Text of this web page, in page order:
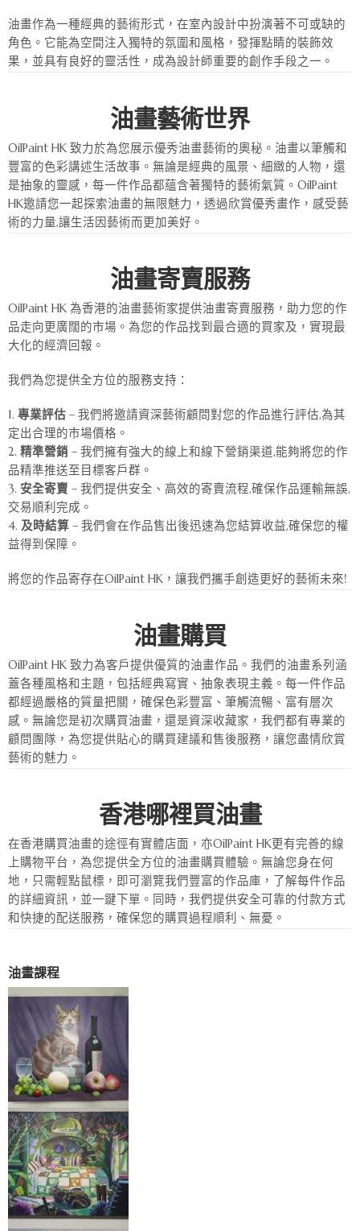
油畫作為一種經典的藝術形式，在室內設計中扮演著不可或缺的
角色。它能為空間注入獨特的氛圍和風格，發揮點睛的裝飾效
果，並具有良好的靈活性，成為設計師重要的創作手段之一。
油畫藝術世界
OilPaint HK 致力於為您展示優秀油畫藝術的奧秘。油畫以筆觸和
豐富的色彩講述生活故事。無論是經典的風景、細緻的人物，還
是抽象的靈感，每一件作品都蘊含著獨特的藝術氣質。OilPaint
HK邀請您一起探索油畫的無限魅力，透過欣賞優秀畫作，感受藝
術的力量,讓生活因藝術而更加美好。
油畫寄賣服務
OilPaint HK 為香港的油畫藝術家提供油畫寄賣服務，助力您的作
品走向更廣闊的市場。為您的作品找到最合適的買家及，實現最
大化的經濟回報。
我們為您提供全方位的服務支持：
專業評估 – 我們將邀請資深藝術顧問對您的作品進行評估,為其
定出合理的市場價格。
精準營銷 – 我們擁有強大的線上和線下營銷渠道,能夠將您的作
品精準推送至目標客戶群。
安全寄賣 – 我們提供安全、高效的寄賣流程,確保作品運輸無誤,
交易順利完成。
及時結算 – 我們會在作品售出後迅速為您結算收益,確保您的權
益得到保障。
將您的作品寄存在OilPaint HK，讓我們攜手創造更好的藝術未來!
油畫購買
OilPaint HK 致力為客戶提供優質的油畫作品。我們的油畫系列涵
蓋各種風格和主題，包括經典寫實、抽象表現主義。每一件作品
都經過嚴格的質量把關，確保色彩豐富、筆觸流暢、富有層次
感。無論您是初次購買油畫，還是資深收藏家，我們都有專業的
顧問團隊，為您提供貼心的購買建議和售後服務，讓您盡情欣賞
藝術的魅力。
香港哪裡買油畫
在香港購買油畫的途徑有實體店面，亦OilPaint HK更有完善的線
上購物平台，為您提供全方位的油畫購買體驗。無論您身在何
地，只需輕點鼠標，即可瀏覽我們豐富的作品庫，了解每件作品
的詳細資訊，並一鍵下單。同時，我們提供安全可靠的付款方式
和快捷的配送服務，確保您的購買過程順利、無憂。
油畫課程